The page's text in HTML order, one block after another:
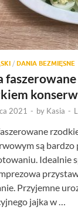
/ DANIA BEZMIĘSNE
2021 - by Kasia -
są bardzo
Idealnie
Przyjemne
jajka w …